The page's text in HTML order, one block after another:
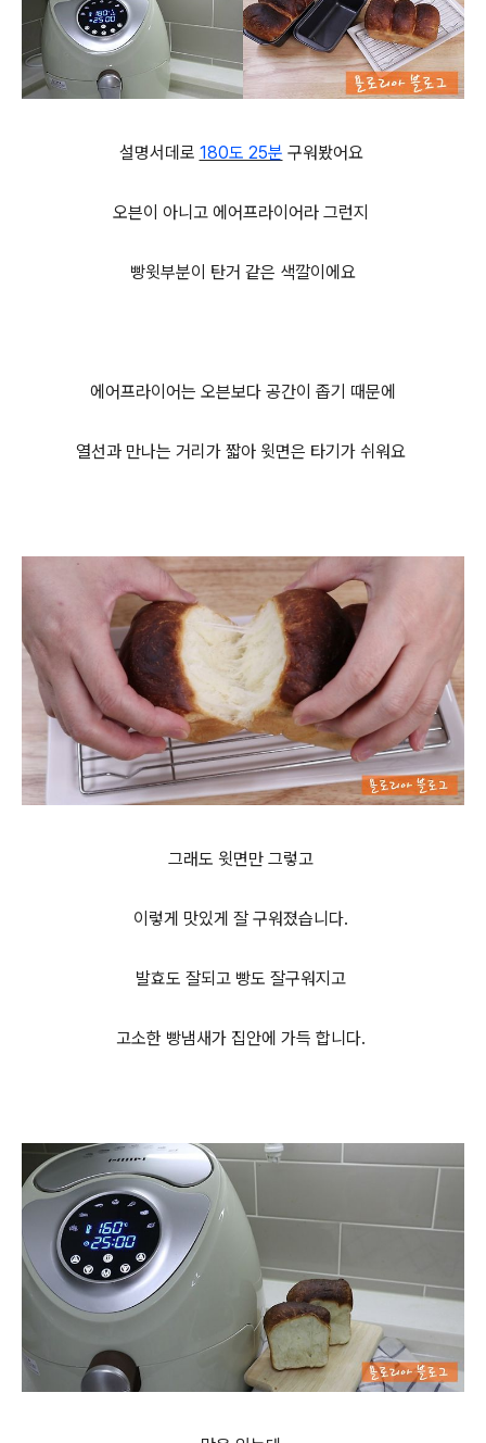
설명서데로 180도 25분 구워봤어요
오븐이 아니고 에어프라이어라 그런지
빵윗부분이 탄거 같은 색깔이에요
에어프라이어는 오븐보다 공간이 좁기 때문에
열선과 만나는 거리가 짧아 윗면은 타기가 쉬워요
그래도 윗면만 그렇고
이렇게 맛있게 잘 구워졌습니다.
발효도 잘되고 빵도 잘구워지고
고소한 빵냄새가 집안에 가득 합니다.